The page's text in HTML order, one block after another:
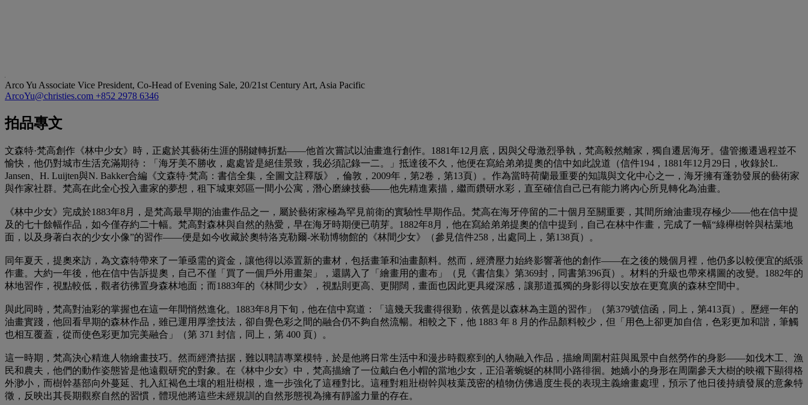
Arco Yu Associate Vice President, Co-Head of Evening Sale, 20/21st Century Art, Asia Pacific
ArcoYu@christies.com +852 2978 6346
拍品專文
文森特·梵高創作《林中少女》時，正處於其藝術生涯的關鍵轉折點——他首次嘗試以油畫進行創作。1881年12月底，因與父母激烈爭執，梵高毅然離家，獨自遷居海牙。儘管搬遷過程並不
愉快，他仍對城市生活充滿期待：「海牙美不勝收，處處皆是絕佳景致，我必須記錄一二。」抵達後不久，他便在寫給弟弟提奧的信中如此說道（信件194，1881年12月29日，收錄於L.
Jansen、H. Luijten與N. Bakker合編《文森特·梵高：書信全集，全圖文註釋版》，倫敦，2009年，第2卷，第13頁）。作為當時荷蘭最重要的知識與文化中心之一，海牙擁有蓬勃發展的藝術家
與作家社群。梵高在此全心投入畫家的夢想，租下城東郊區一間小公寓，潛心磨練技藝——他先精進素描，繼而鑽研水彩，直至確信自己已有能力將內心所見轉化為油畫。
《林中少女》完成於1883年8月，是梵高最早期的油畫作品之一，屬於藝術家極為罕見前衛的實驗性早期作品。梵高在海牙停留的二十個月至關重要，其間所繪油畫現存極少——他在信中提
及的七十餘幅作品，如今僅存約二十幅。梵高對森林與自然的熱愛，早在海牙時期便已萌芽。1882年8月，他在寫給弟弟提奧的信中提到，自己在林中作畫，完成了一幅“綠櫸樹幹與枯葉地
面，以及身著白衣的少女小像”的習作——便是如今收藏於奧特洛克勒爾-米勒博物館的《林間少女》（參見信件258，出處同上，第138頁）。
同年夏天，提奧來訪，為文森特帶來了一筆亟需的資金，讓他得以添置新的畫材，包括畫筆和油畫顏料。然而，經濟壓力始終影響著他的創作——在之後的幾個月裡，他仍多以較便宜的紙張
作畫。大約一年後，他在信中告訴提奧，自己不僅「買了一個戶外用畫架」，還購入了「繪畫用的畫布」（見《書信集》第369封，同書第396頁）。材料的升級也帶來構圖的改變。1882年的
林地習作，視點較低，觀者彷彿置身森林地面；而1883年的《林間少女》，視點則更高、更開闊，畫面也因此更具縱深感，讓那道孤獨的身影得以安放在更寬廣的森林空間中。
與此同時，梵高對油彩的掌握也在這一年間悄然進化。1883年8月下旬，他在信中寫道：「這幾天我畫得很勤，依舊是以森林為主題的習作」（第379號信函，同上，第413頁）。歷經一年的
油畫實踐，他回看早期的森林作品，雖已運用厚塗技法，卻自覺色彩之間的融合仍不夠自然流暢。相較之下，他 1883 年 8 月的作品顏料較少，但「用色上卻更加自信，色彩更加和諧，筆觸
也相互覆蓋，從而使色彩更加完美融合」（第 371 封信，同上，第 400 頁）。
這一時期，梵高決心精進人物繪畫技巧。然而經濟拮据，難以聘請專業模特，於是他將日常生活中和漫步時觀察到的人物融入作品，描繪周圍村莊與風景中自然勞作的身影——如伐木工、漁
民和農夫，他們的動作姿態皆是他遠觀研究的對象。在《林中少女》中，梵高描繪了一位戴白色小帽的當地少女，正沿著蜿蜒的林間小路徘徊。她嬌小的身形在周圍參天大樹的映襯下顯得格
外渺小，而樹幹基部向外蔓延、扎入紅褐色土壤的粗壯樹根，進一步強化了這種對比。這種對粗壯樹幹與枝葉茂密的植物仿佛過度生長的表現主義繪畫處理，預示了他日後持續發展的意象特
徵，反映出其長期觀察自然的習慣，體現他將這些未經規訓的自然形態視為擁有靜謐力量的存在。